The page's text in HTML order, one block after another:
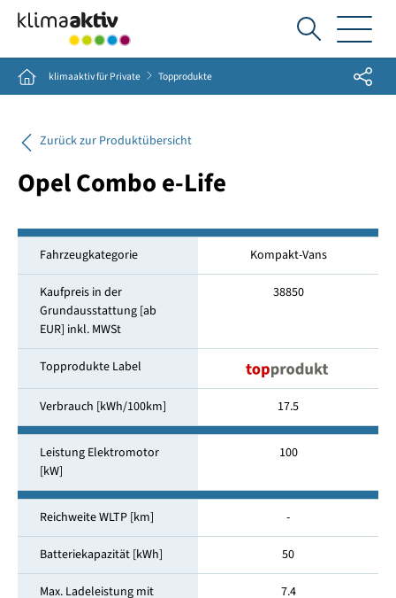
Ich
suche...
Home klimaaktiv für Private Topprodukte Share
Zurück zur Produktübersicht
Opel Combo e-Life
Fahrzeugkategorie Kompakt-Vans
Kaufpreis in der
Grundausstattung [ab
EUR] inkl. MWSt
38850
Topprodukte Label
Verbrauch [kWh/100km] 17.5
Leistung Elektromotor
[kW]
100
Reichweite WLTP [km] -
Batteriekapazität [kWh] 50
Max. Ladeleistung mit
7.4